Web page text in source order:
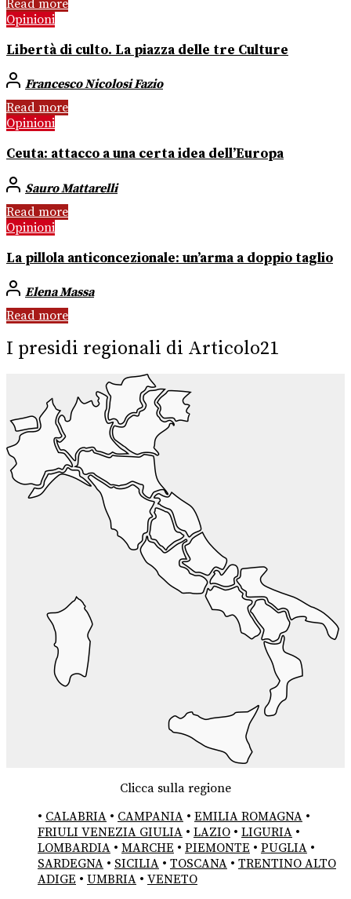
Read more
Opinioni
Libertà di culto. La piazza delle tre Culture
Francesco Nicolosi Fazio
Read more
Opinioni
Ceuta: attacco a una certa idea dell’Europa
Sauro Mattarelli
Read more
Opinioni
La pillola anticoncezionale: un’arma a doppio taglio
Elena Massa
Read more
I presidi regionali di Articolo21
Clicca sulla regione
• CALABRIA • CAMPANIA • EMILIA ROMAGNA •
FRIULI VENEZIA GIULIA • LAZIO • LIGURIA •
LOMBARDIA • MARCHE • PIEMONTE • PUGLIA •
SARDEGNA • SICILIA • TOSCANA • TRENTINO ALTO
ADIGE • UMBRIA • VENETO